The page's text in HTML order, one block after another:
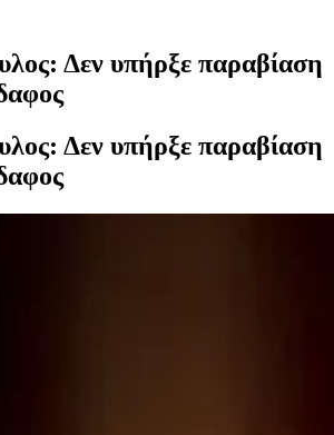
Δεν υπήρξε παραβίαση
Δεν υπήρξε παραβίαση